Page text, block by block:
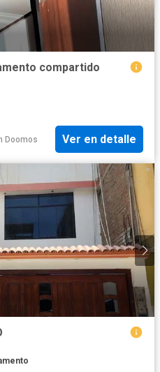
compartido
Doomos Ver en detalle